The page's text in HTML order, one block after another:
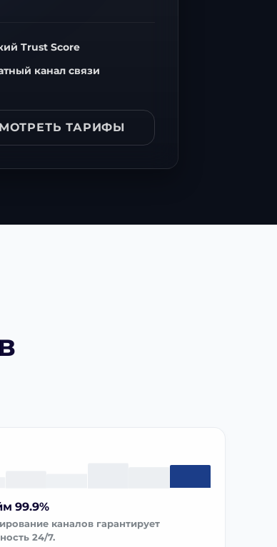
Trust Score
канал связи
ТАРИФЫ
99.9%
каналов гарантирует
24/7.